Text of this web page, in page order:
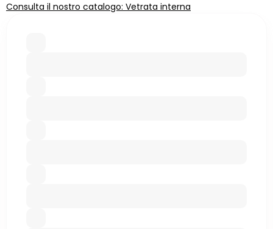
Consulta il nostro catalogo: Vetrata interna